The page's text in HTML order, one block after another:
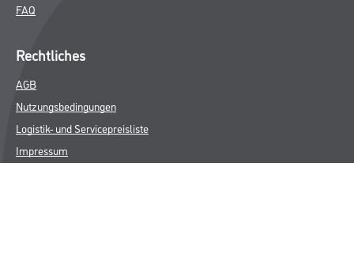
FAQ
Rechtliches
AGB
Nutzungsbedingungen
Logistik- und Servicepreisliste
Impressum